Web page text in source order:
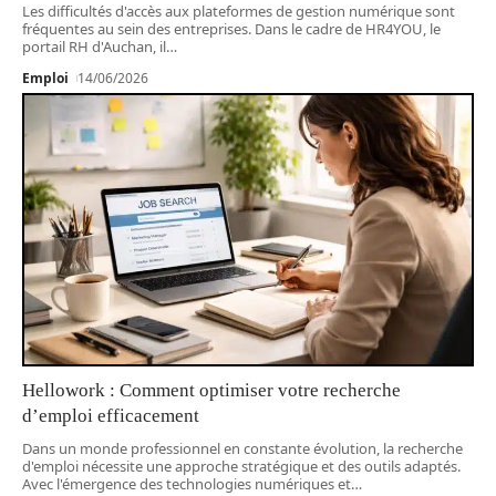
Les difficultés d'accès aux plateformes de gestion numérique sont
fréquentes au sein des entreprises. Dans le cadre de HR4YOU, le
portail RH d'Auchan, il…
Emploi 14/06/2026
Hellowork : Comment optimiser votre recherche
d’emploi efficacement
Dans un monde professionnel en constante évolution, la recherche
d'emploi nécessite une approche stratégique et des outils adaptés.
Avec l'émergence des technologies numériques et…